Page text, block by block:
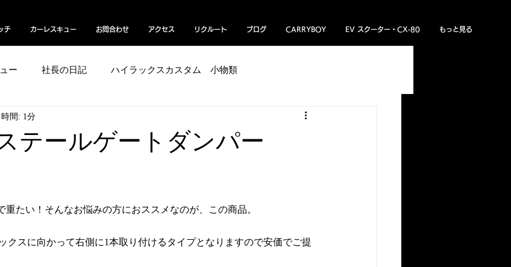
チ カーレスキュー お問合わせ アクセス リクルート ブログ CARRYBOY EV スクーター・CX‐80 もっと見る
ー 社長の日記 ハイラックスカスタム 小物類
ィー艶コーティング／グロスマジック トライトン
バイク
テールゲートダンパー
間: 1分
たい！そんなお悩みの方におススメなのが、この商品。
クスに向かって右側に1本取り付けるタイプとなりますので安価でご提